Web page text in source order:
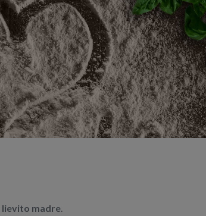
lievito madre.